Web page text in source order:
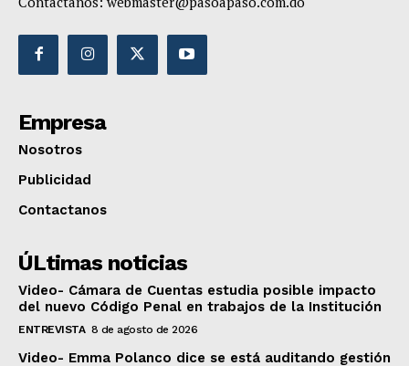
Empresa
Nosotros
Publicidad
Contactanos
ÚLtimas noticias
Video- Cámara de Cuentas estudia posible impacto
del nuevo Código Penal en trabajos de la Institución
ENTREVISTA 8 de agosto de 2026
Video- Emma Polanco dice se está auditando gestión